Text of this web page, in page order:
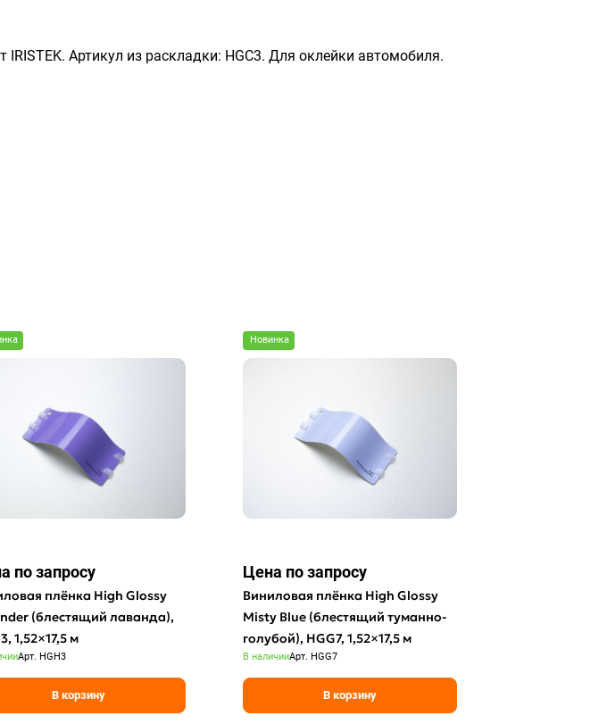
Артикул из раскладки: HGC3. Для оклейки автомобиля.
по запросу
плёнка High Glossy
(блестящий лаванда),
1,52×17,5 м
Арт. HGH3
В корзину
Новинка
Цена по запросу
Виниловая плёнка High Glossy
Misty Blue (блестящий туманно-
голубой), HGG7, 1,52×17,5 м
В наличииАрт. HGG7
В корзину